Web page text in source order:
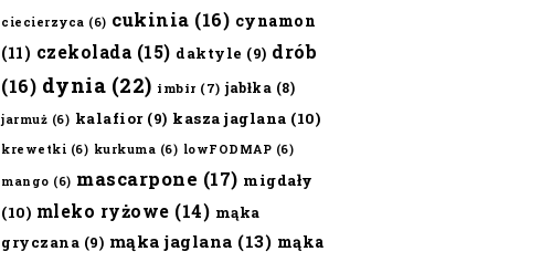
ciecierzyca (6) cukinia (16) cynamon
(11) czekolada (15) daktyle (9) drób
(16) dynia (22) imbir (7) jabłka (8)
jarmuż (6) kalafior(9) kasza jaglana (10)
krewetki (6) kurkuma (6) lowFODMAP (6)
mango (6) mascarpone (17) migdały
(10) mleko ryżowe (14) mąka
gryczana (9) mąka jaglana (13) mąka